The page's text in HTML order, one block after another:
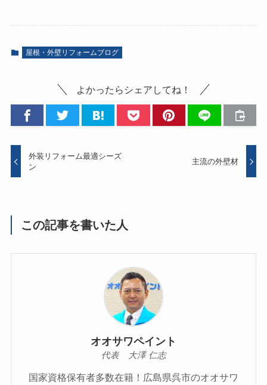
屋根・外壁リフォームブログ
よかったらシェアしてね！
外装リフォーム最適シーズ
ン
主流の外壁材
この記事を書いた人
オオサワペイント
代表 大澤 仁志
国家資格保有者多数在籍！広島県呉市のオオサワ